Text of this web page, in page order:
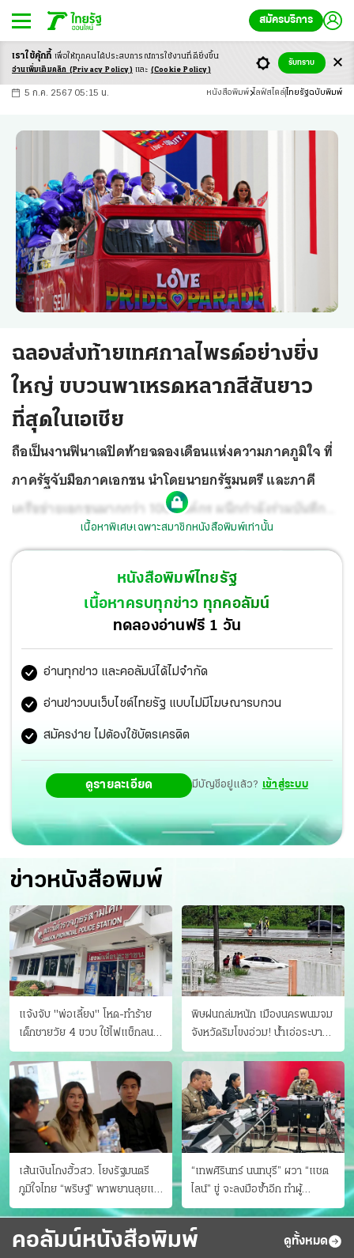
สมัครบริการ
-ก ก ก+
5 ก.ค. 2567 05:15 น. หนังสือพิมพ์ ไลฟ์สไตล์ ไทยรัฐฉบับพิมพ์
ฉลองส่งท้ายเทศกาลไพรด์อย่างยิ่ง
ใหญ่ ขบวนพาเหรดหลากสีสันยาว
ที่สุดในเอเชีย
ถือเป็นงานฟินาเลปิดท้ายฉลองเดือนแห่งความภาคภูมิใจ ที่
ภาครัฐจับมือภาคเอกชน นำโดยนายกรัฐมนตรี และภาคี
เครือข่ายเอกชนมากกว่า 100 องค์กร ผนึกกำลังร่วมบันทึก
ประวัติศาสตร์ชาติไทยกับขบวนพาเหรดที่ยาวที่สุดในเอเชีย
ในงาน LOVE PRIDE PARADE 2024...THE FIRST EVER
LONGEST PARADE IN ASIA ขบวนพาเหรดแห่งความภาค
ภูมิใจ ความรัก ความเท่าเทียม LOVE EQUALITY PEACE ด้วย
ระยะทาง 6 กิโลเมตร ยาวที่สุดในเอเชียจากสนามกีฬาแห่ง
ชาติถึงย่านเอ็มดิสทริค สิ้นสุดที่อุทยานเบญจสิริ เฉลิมฉลอง
ส่งท้ายเทศกาลไพรด์ เสริมสร้างภาพลักษณ์ความเป็นมิตรต่อ
กลุ่มนักท่องเที่ยว LGBTQIAN+ ทั่วโลก
เนื้อหาพิเศษเฉพาะสมาชิกหนังสือพิมพ์เท่านั้น
หนังสือพิมพ์ไทยรัฐ
เนื้อหาครบทุกข่าว ทุกคอลัมน์
ทดลองอ่านฟรี 1 วัน
อ่านทุกข่าว และคอลัมน์ได้ไม่จำกัด
อ่านข่าวบนเว็บไซต์ไทยรัฐ แบบไม่มีโฆษณารบกวน
สมัครง่าย ไม่ต้องใช้บัตรเครดิต
ดูรายละเอียด มีบัญชีอยู่แล้ว? เข้าสู่ระบบ
ข่าวหนังสือพิมพ์
แจ้งจับ "พ่อเลี้ยง" โหด-ทําร้าย
เด็กชายวัย 4 ขวบ ใช้ไฟแช็กลน
บาดเจ็บ
พิษฝนถล่มหนัก เมืองนครพนมจม
จังหวัดริมโขงอ่วม! นํ้าเอ่อระบาย
ไม่ทัน แม่ปิงทะลักล้น
เส้นเงินโกงฮั้วสว. โยงรัฐมนตรี
ภูมิใจไทย “พริษฐ์” พาพยานลุยแฉ
มีโอนให้คนกกต.ด้วย
“เทพศิรินทร์ นนทบุรี” ผวา “แชต
ไลน์” ขู่ จะลงมือซ้ำอีก ทําผู้
ปกครองแตกตื่นแจ้งตำรวจ
คอลัมน์หนังสือพิมพ์ ดูทั้งหมด
เราใช้คุ้กกี้ เพื่อให้ทุกคนได้ประสบการณ์การใช้งานที่ดียิ่งขึ้น
อ่านเพิ่มเติมคลิก (Privacy Policy) และ (Cookie Policy)
รับทราบ